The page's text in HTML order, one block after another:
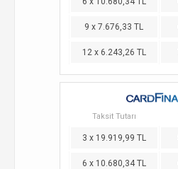
9 x 7.676,33 TL
12 x 6.243,26 TL
Taksit Tutarı
3 x 19.919,99 TL
6 x 10.680,34 TL